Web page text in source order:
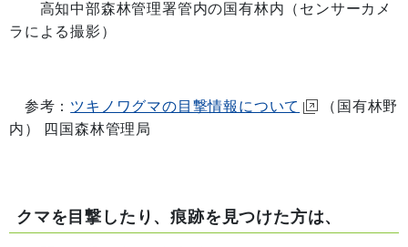
高知中部森林管理署管内の国有林内（センサーカメ
ラによる撮影）
参考： ツキノワグマの目撃情報について
（国有林野
内） 四国森林管理局
クマを目撃したり、痕跡を見つけた方は、